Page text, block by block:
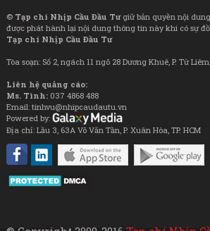
© Tạp chí Nhịp Cầu Đầu Tưgiữ bản quyền nội
được phát hành lại nội dung thông tin này khi có sự
Tạp chí Nhịp Cầu Đầu Tư
Tòa soạn: Số 2, ngách 11 ngõ 28 Dương Khuê, P. Từ
Liên hệ quảng cáo:
Ms. Tình: 037 4868 488
Email: tinhvu@nhipcaudautu.vn
Powered by:
Địa chỉ: Lầu 3, 63A Võ Văn Tần, P. Xuân Hòa, TP. HCM